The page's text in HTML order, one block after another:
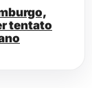
tentato